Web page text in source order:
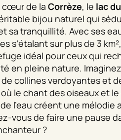
cœur de la Corrèze, le lac
bijou naturel qui
sa tranquillité. Avec ses
s’étalant sur plus de 3
idéal pour ceux qui
en pleine nature.
collines verdoyantes et
le chant des oiseaux et
l’eau créent une mélodie
vous de faire une pause
?